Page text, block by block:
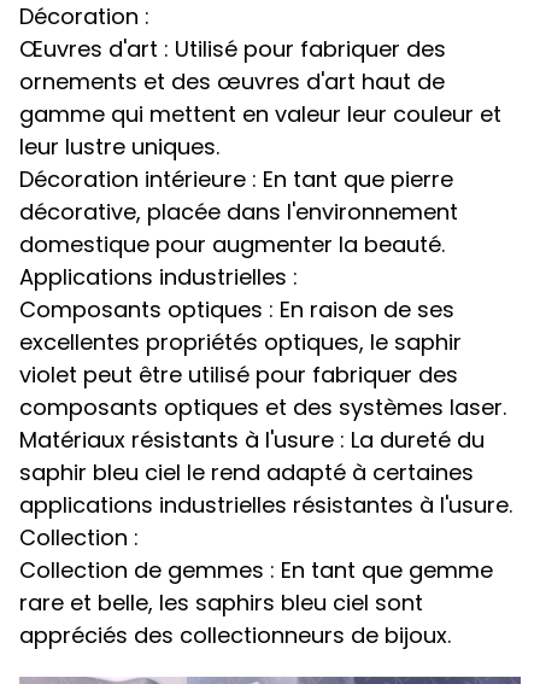
Décoration :
Œuvres d'art : Utilisé pour fabriquer des
ornements et des œuvres d'art haut de
gamme qui mettent en valeur leur couleur et
leur lustre uniques.
Décoration intérieure : En tant que pierre
décorative, placée dans l'environnement
domestique pour augmenter la beauté.
Applications industrielles :
Composants optiques : En raison de ses
excellentes propriétés optiques, le saphir
violet peut être utilisé pour fabriquer des
composants optiques et des systèmes laser.
Matériaux résistants à l'usure : La dureté du
saphir bleu ciel le rend adapté à certaines
applications industrielles résistantes à l'usure.
Collection :
Collection de gemmes : En tant que gemme
rare et belle, les saphirs bleu ciel sont
appréciés des collectionneurs de bijoux.